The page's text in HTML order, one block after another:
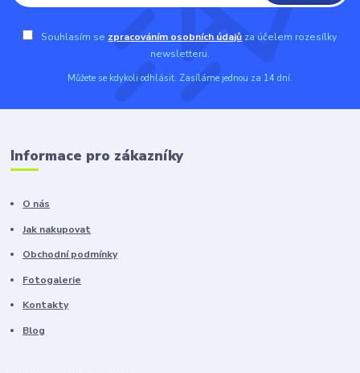
Souhlasím se zpracováním osobních údajů za účelem rozesílky
newsletteru.
Můžete se kdykoli odhlásit. Zasíláme jednou za 14 dní.
Informace pro zákazníky
O nás
Jak nakupovat
Obchodní podmínky
Fotogalerie
Kontakty
Blog